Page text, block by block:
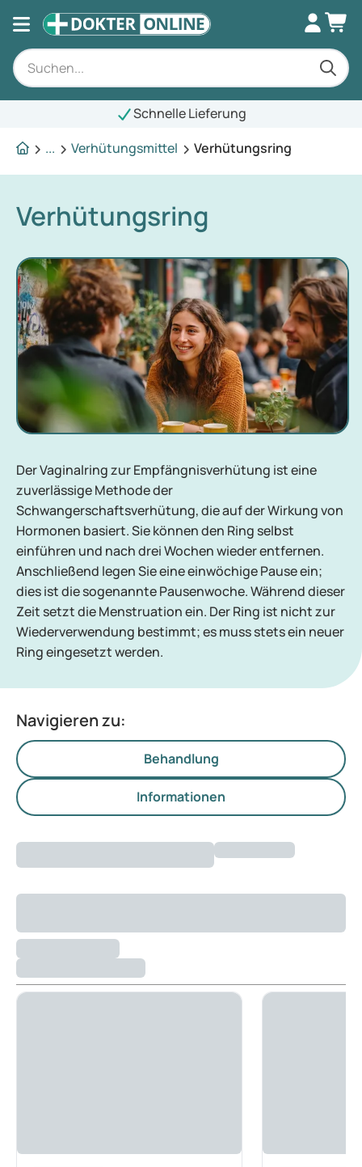
Schnelle Lieferung
...
Verhütungsmittel Verhütungsring
Verhütungsring
Der Vaginalring zur Empfängnisverhütung ist eine
zuverlässige Methode der
Schwangerschaftsverhütung, die auf der Wirkung von
Hormonen basiert. Sie können den Ring selbst
einführen und nach drei Wochen wieder entfernen.
Anschließend legen Sie eine einwöchige Pause ein;
dies ist die sogenannte Pausenwoche. Während dieser
Zeit setzt die Menstruation ein. Der Ring ist nicht zur
Wiederverwendung bestimmt; es muss stets ein neuer
Ring eingesetzt werden.
Navigieren zu:
Behandlung
Informationen